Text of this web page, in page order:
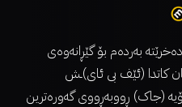
بەردەم بۆ گێڕانەوەی
کاتدا (ئێف بی ئای)ـش
(جاک) ڕووبەڕووی گەورەترین